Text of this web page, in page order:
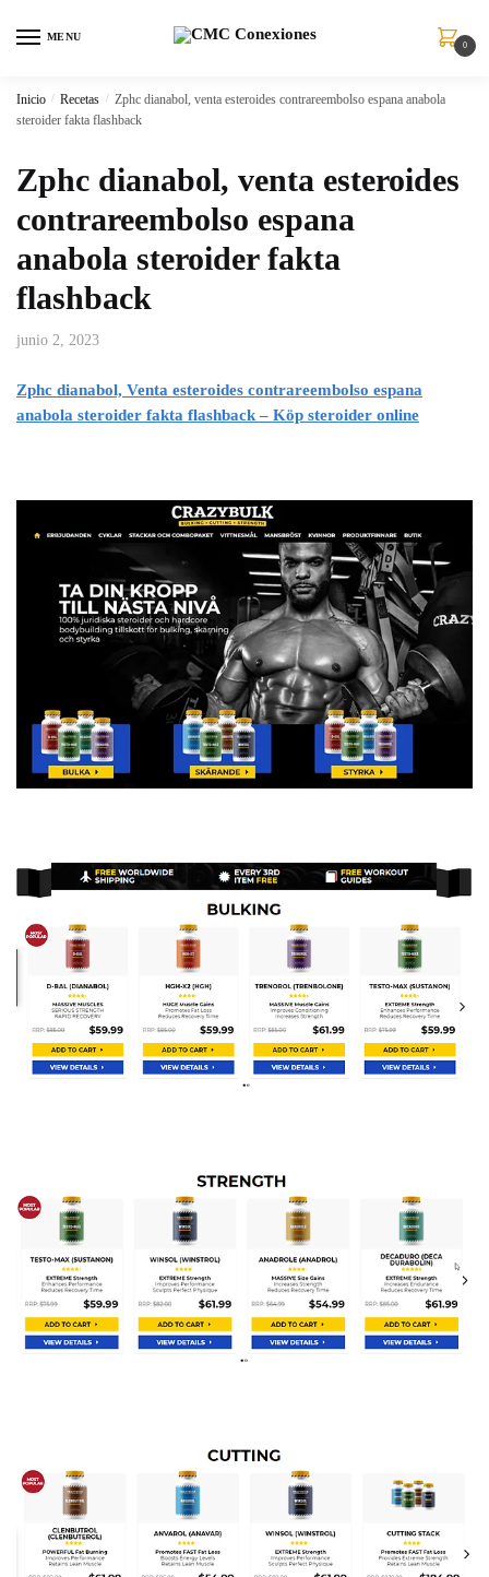
MENU
0
Inicio / Recetas / Zphc dianabol, venta esteroides contrareembolso espana anabola
steroider fakta flashback
Zphc dianabol, venta esteroides
contrareembolso espana
anabola steroider fakta
flashback
junio 2, 2023
Zphc dianabol, Venta esteroides contrareembolso espana
anabola steroider fakta flashback – Köp steroider online